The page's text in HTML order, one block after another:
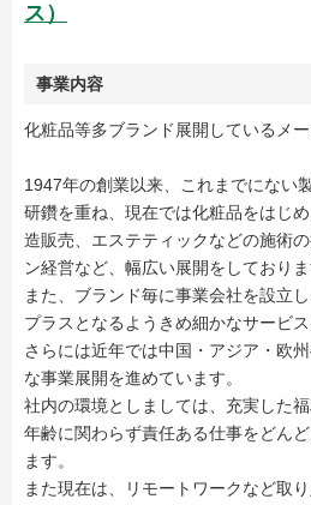
ス）
事業内容
化粧品等多ブランド展開しているメ
1947年の創業以来、これまでにない
研鑽を重ね、現在では化粧品をはじ
造販売、エステティックなどの施術
ン経営など、幅広い展開をしておりま
また、ブランド毎に事業会社を設立
プラスとなるようきめ細かなサービス
さらには近年では中国・アジア・欧
な事業展開を進めています。
社内の環境としましては、充実した
年齢に関わらず責任ある仕事をどん
ます。
また現在は、リモートワークなど取